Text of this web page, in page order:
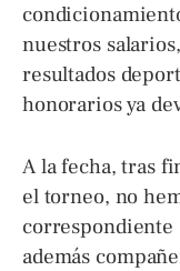
nuestros
resultados
honorarios ya
A la fecha, tras
el torneo, no
además